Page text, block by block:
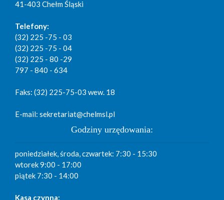
41-403 Chełm Śląski
Telefony:
(32) 225 -75 - 03
(32) 225 -75 - 04
(32) 225 - 80 -29
797 - 840 - 634
Faks: (32) 225-75-03 wew. 18
E-mail: sekretariat@chelmsl.pl
Godziny urzędowania:
poniedziałek, środa, czwartek: 7:30 - 15:30
wtorek 9:00 - 17:00
piątek 7:30 - 14:00
Kasa czynna: